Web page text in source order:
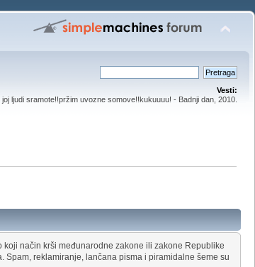
Vesti:
joj ljudi sramote!!pržim uvozne somove!!kukuuuu! - Badnji dan, 2010.
način krši međunarodne zakone ili zakone Republike
reklamiranje, lančana pisma i piramidalne šeme su